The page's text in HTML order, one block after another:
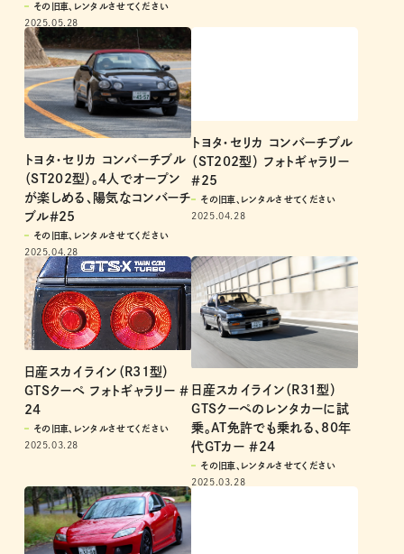
その旧車、レンタルさせてください
2025.05.28
トヨタ・セリカ コンバーチブル
（ST202型）。4人でオープン
が楽しめる、陽気なコンバーチ
ブル＃25
その旧車、レンタルさせてください
2025.04.28
トヨタ・セリカ コンバーチブル
（ST202型） フォトギャラリー
＃25
その旧車、レンタルさせてください
2025.04.28
日産スカイライン（R31型）
GTSクーペ フォトギャラリー ＃
24
その旧車、レンタルさせてください
2025.03.28
日産スカイライン（R31型）
GTSクーペのレンタカーに試
乗。AT免許でも乗れる、80年
代GTカー ＃24
その旧車、レンタルさせてください
2025.03.28